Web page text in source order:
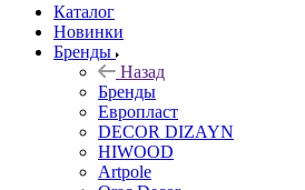
Каталог
Новинки
Бренды
Назад
Бренды
Европласт
DECOR DIZAYN
HIWOOD
Artpole